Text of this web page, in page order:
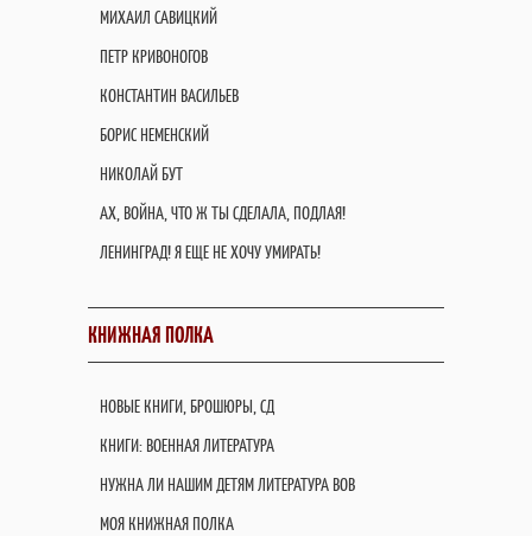
МИХАИЛ САВИЦКИЙ
ПЕТР КРИВОНОГОВ
КОНСТАНТИН ВАСИЛЬЕВ
БОРИС НЕМЕНСКИЙ
НИКОЛАЙ БУТ
АХ, ВОЙНА, ЧТО Ж ТЫ СДЕЛАЛА, ПОДЛАЯ!
ЛЕНИНГРАД! Я ЕЩЕ НЕ ХОЧУ УМИРАТЬ!
КНИЖНАЯ ПОЛКА
НОВЫЕ КНИГИ, БРОШЮРЫ, СД
КНИГИ: ВОЕННАЯ ЛИТЕРАТУРА
НУЖНА ЛИ НАШИМ ДЕТЯМ ЛИТЕРАТУРА ВОВ
МОЯ КНИЖНАЯ ПОЛКА